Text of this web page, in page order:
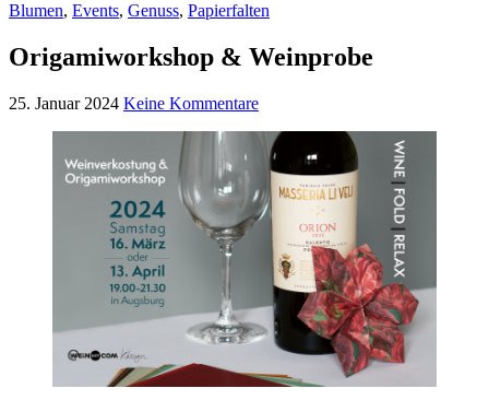
Blumen, Events, Genuss, Papierfalten
Origamiworkshop & Weinprobe
25. Januar 2024 Keine Kommentare